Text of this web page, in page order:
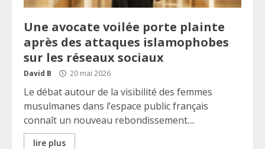
Une avocate voilée porte plainte
après des attaques islamophobes
sur les réseaux sociaux
David B 20 mai 2026
Le débat autour de la visibilité des femmes
musulmanes dans l’espace public français
connaît un nouveau rebondissement....
lire plus